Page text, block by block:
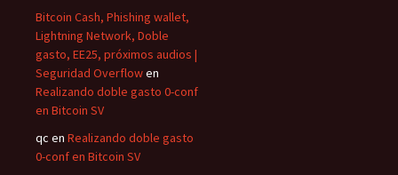
Bitcoin Cash, Phishing wallet,
Lightning Network, Doble
gasto, EE25, próximos audios |
Seguridad Overflowen
Realizando doble gasto 0-conf
en Bitcoin SV
qc en Realizando doble gasto
0-conf en Bitcoin SV